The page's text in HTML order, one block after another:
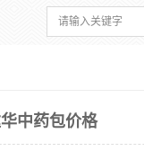
中药包价格